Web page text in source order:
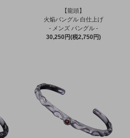
【龍頭】
火焔バングル 白仕上げ
- メンズ バングル -
30,250円(税2,750円)